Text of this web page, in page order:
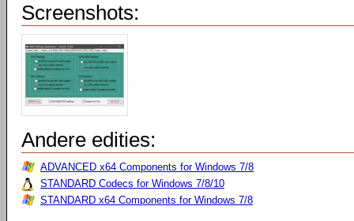
Screenshots:
Andere edities:
ADVANCED x64 Components for Windows 7/8
STANDARD Codecs for Windows 7/8/10
STANDARD x64 Components for Windows 7/8